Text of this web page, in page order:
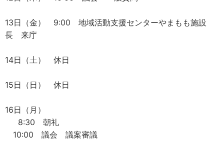
13日（金） 9:00 地域活動支援センターやまもも施設
長 来庁
14日（土） 休日
15日（日） 休日
16日（月）
8:30 朝礼
10:00 議会 議案審議